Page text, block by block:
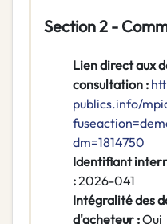
Section 2 -
Lien direct aux
consultation :
publics.info/
dm=1814750
Identifiant
:2026-041
Intégralité des
d'acheteur :Oui